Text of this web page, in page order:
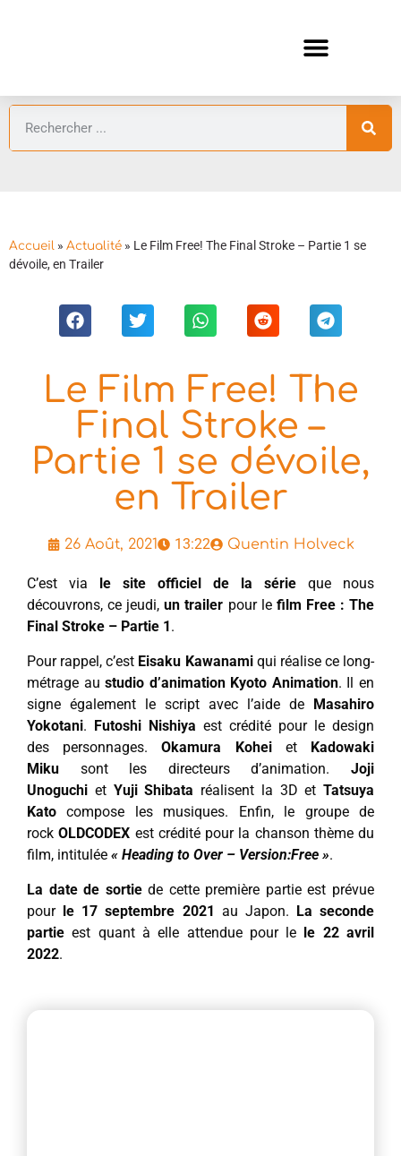
Accueil » Actualité » Le Film Free! The Final Stroke – Partie 1 se
dévoile, en Trailer
Le Film Free! The
Final Stroke –
Partie 1 se dévoile,
en Trailer
26 Août, 2021 13:22 Quentin Holveck
C’est via le site officiel de la série que nous
découvrons, ce jeudi,un trailer pour le film Free : The
Final Stroke – Partie 1.
Pour rappel, c’est Eisaku Kawanamiqui réalise ce long-
métrage au studio d’animation Kyoto Animation. Il en
signe également le script avec l’aide de Masahiro
Yokotani. Futoshi Nishiya est crédité pour le design
des personnages.Okamura Koheiet Kadowaki
Miku sont les directeurs d’animation. Joji
Unoguchi et Yuji Shibata réalisent la 3D et Tatsuya
Kato compose les musiques. Enfin, le groupe de
rockOLDCODEX est crédité pour la chanson thème du
film, intitulée « Heading to Over – Version:Free ».
La date de sortiede cette première partie est prévue
pour le 17 septembre 2021 au Japon. La seconde
partie est quant à elle attendue pour le le 22 avril
2022.